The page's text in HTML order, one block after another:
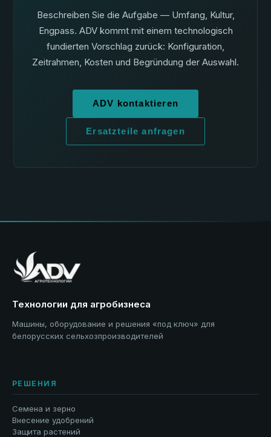
Beschreiben Sie die Aufgabe — Umfang, Kultur,
Engpass. ADV kommt mit einem technologisch
fundierten Vorschlag zurück: Konfiguration,
Zeitrahmen, Kosten und Begründung der Auswahl.
ADV kontaktieren
Ersatzteile anfragen
Технологии для агробизнеса
Машины, оборудование и решения «под ключ» для
белорусских сельхозпроизводителей
РЕШЕНИЯ
Семена и зерно
Внесение удобрений
Защита растений